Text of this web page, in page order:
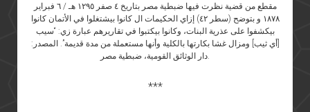
مقطع من قضية نظرت فيها ضبطية مصر بتاريخ ٤ صفر ١٢٩٥ هـ / ٦ فبراير
١٨٧٨ و بتوضح (سطر ٤٢) إزاي الحكيمات ال كانوا بيشتغلوا في الأتمان كانوا
بيكشفوا على عذرية البنات، وكانوا بيكتبوا في تقاريرهم عبارة زي: “سيب
[أي ثيب] ومزال غشا بكارتها بالكلية وأنها مستعملة من مدة قديمة”. المصدر:
***